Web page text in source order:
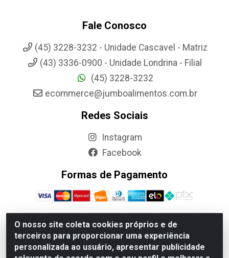
O nosso site coleta cookies próprios e de
terceiros para proporcionar uma experiência
personalizada ao usuário, apresentar publicidade
Fale Conosco
(45) 3228-3232 - Unidade Cascavel - Matriz
(43) 3336-0900 - Unidade Londrina - Filial
(45) 3228-3232
ecommerce@jumboalimentos.com.br
Redes Sociais
Instagram
Facebook
Formas de Pagamento
Jumbo Alimentos Cascavel - Matriz - Rua Itatiba Do Sul, 161 -
Santos Dumont, Cascavel-PR - CEP 85804-700- CNPJ